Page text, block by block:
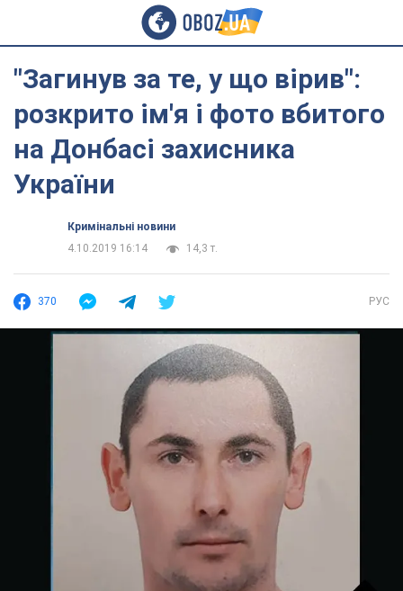
"Загинув за те, у що вірив":
розкрито ім'я і фото вбитого
на Донбасі захисника
України
Кримінальні новини
4.10.2019 16:14
14,3 т.
370 РУС